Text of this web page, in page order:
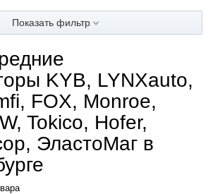
Показать фильтр
KYB, LYNXauto,
FOX, Monroe,
Tokico, Hofer,
ЭластоМаг в